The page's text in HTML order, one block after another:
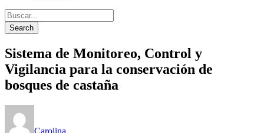
Sistema de Monitoreo, Control y
Vigilancia para la conservación de
bosques de castaña
Carolina